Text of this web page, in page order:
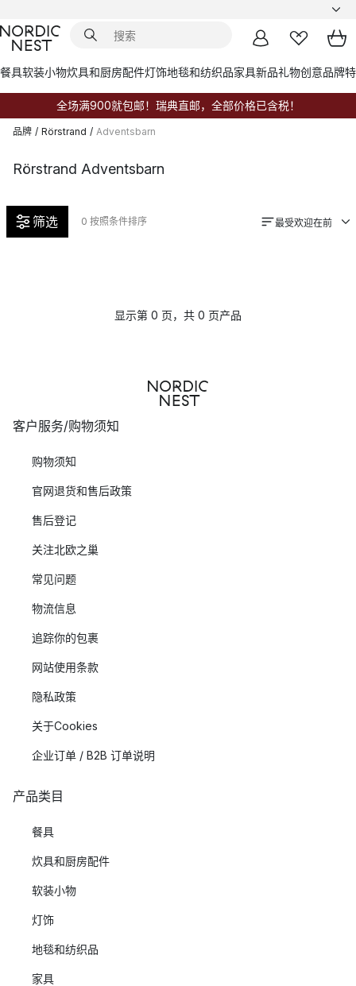
餐具软装小物炊具和厨房配件灯饰地毯和纺织品家具新品礼物创意品牌
全场满900就包邮！瑞典直邮，全部价格已含税！
品牌 / Rörstrand / Adventsbarn
Rörstrand Adventsbarn
筛选 0 按照条件排序 最受欢迎在前
显示第 0 页，共 0 页产品
客户服务/购物须知
购物须知
官网退货和售后政策
售后登记
关注北欧之巢
常见问题
物流信息
追踪你的包裹
网站使用条款
隐私政策
关于Cookies
企业订单 / B2B 订单说明
产品类目
餐具
炊具和厨房配件
软装小物
灯饰
地毯和纺织品
家具